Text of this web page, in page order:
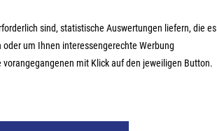
Datenschutzerklärung
sind, statistische Auswertungen liefern, die es
um Ihnen interessengerechte Werbung
mit Klick auf den jeweiligen Button.